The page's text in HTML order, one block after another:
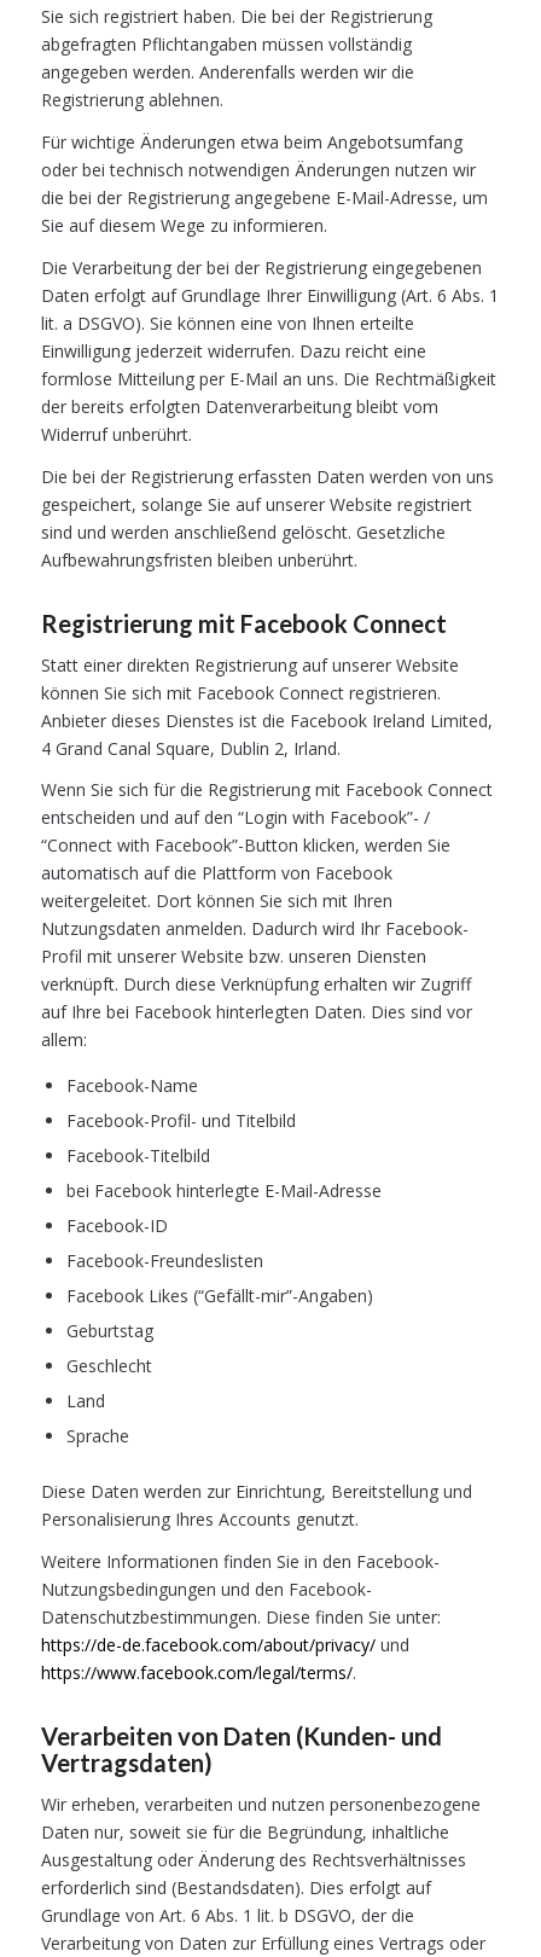
Sie sich registriert haben. Die bei der Registrierung
abgefragten Pflichtangaben müssen vollständig
angegeben werden. Anderenfalls werden wir die
Registrierung ablehnen.
Für wichtige Änderungen etwa beim Angebotsumfang
oder bei technisch notwendigen Änderungen nutzen wir
die bei der Registrierung angegebene E-Mail-Adresse, um
Sie auf diesem Wege zu informieren.
Die Verarbeitung der bei der Registrierung eingegebenen
Daten erfolgt auf Grundlage Ihrer Einwilligung (Art. 6 Abs. 1
lit. a DSGVO). Sie können eine von Ihnen erteilte
Einwilligung jederzeit widerrufen. Dazu reicht eine
formlose Mitteilung per E-Mail an uns. Die Rechtmäßigkeit
der bereits erfolgten Datenverarbeitung bleibt vom
Widerruf unberührt.
Die bei der Registrierung erfassten Daten werden von uns
gespeichert, solange Sie auf unserer Website registriert
sind und werden anschließend gelöscht. Gesetzliche
Aufbewahrungsfristen bleiben unberührt.
Registrierung mit Facebook Connect
Statt einer direkten Registrierung auf unserer Website
können Sie sich mit Facebook Connect registrieren.
Anbieter dieses Dienstes ist die Facebook Ireland Limited,
4 Grand Canal Square, Dublin 2, Irland.
Wenn Sie sich für die Registrierung mit Facebook Connect
entscheiden und auf den “Login with Facebook”- /
“Connect with Facebook”-Button klicken, werden Sie
automatisch auf die Plattform von Facebook
weitergeleitet. Dort können Sie sich mit Ihren
Nutzungsdaten anmelden. Dadurch wird Ihr Facebook-
Profil mit unserer Website bzw. unseren Diensten
verknüpft. Durch diese Verknüpfung erhalten wir Zugriff
auf Ihre bei Facebook hinterlegten Daten. Dies sind vor
allem:
Facebook-Name
Facebook-Profil- und Titelbild
Facebook-Titelbild
bei Facebook hinterlegte E-Mail-Adresse
Facebook-ID
Facebook-Freundeslisten
Facebook Likes (“Gefällt-mir”-Angaben)
Geburtstag
Geschlecht
Land
Sprache
Diese Daten werden zur Einrichtung, Bereitstellung und
Personalisierung Ihres Accounts genutzt.
Weitere Informationen finden Sie in den Facebook-
Nutzungsbedingungen und den Facebook-
Datenschutzbestimmungen. Diese finden Sie unter:
https://de-de.facebook.com/about/privacy/und
https://www.facebook.com/legal/terms/.
Verarbeiten von Daten (Kunden- und
Vertragsdaten)
Wir erheben, verarbeiten und nutzen personenbezogene
Daten nur, soweit sie für die Begründung, inhaltliche
Ausgestaltung oder Änderung des Rechtsverhältnisses
erforderlich sind (Bestandsdaten). Dies erfolgt auf
Grundlage von Art. 6 Abs. 1 lit. b DSGVO, der die
Verarbeitung von Daten zur Erfüllung eines Vertrags oder